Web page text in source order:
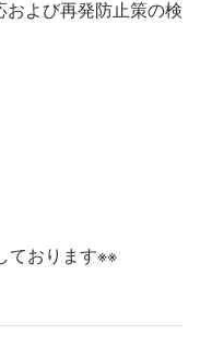
および再発防止策の検
ております※※​